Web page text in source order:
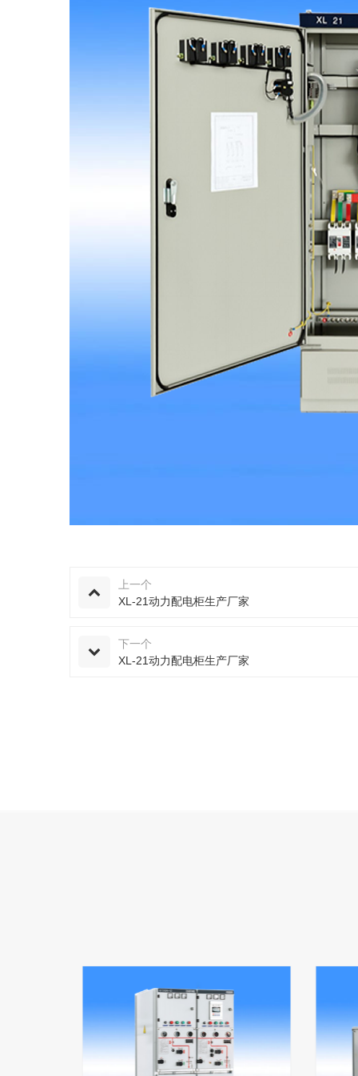
上一个
XL-21动力配电柜生产厂家
下一个
XL-21动力配电柜生产厂家